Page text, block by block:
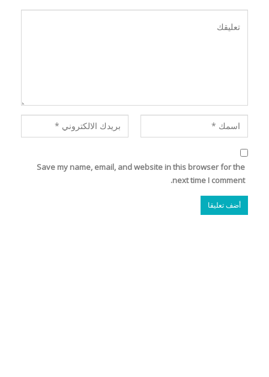
Save my name, email, and website in this browser for the
next time I comment.